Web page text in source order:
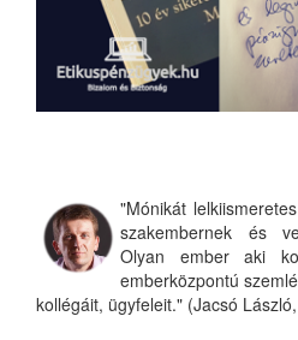
"Mónikát
szakembernek és
Olyan ember aki
emberközpontú
kollégáit, ügyfeleit." (Jacsó